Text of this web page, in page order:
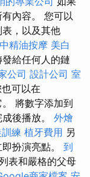
內容。 您可以
，以及其他
精油按摩 美白
給任何人的鏈
公司 設計公司 室
可以在
將數字添加到
後播放。 外燴
練 植牙費用 另
扮演亮點。 到
表和嚴格的父母